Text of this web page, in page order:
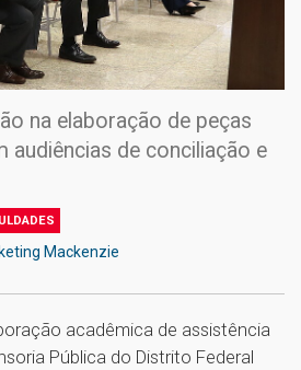
na elaboração de peças
audiências de conciliação e
Mackenzie
acadêmica de assistência
Pública do Distrito Federal